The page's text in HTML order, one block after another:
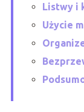
Listwy i
Użycie